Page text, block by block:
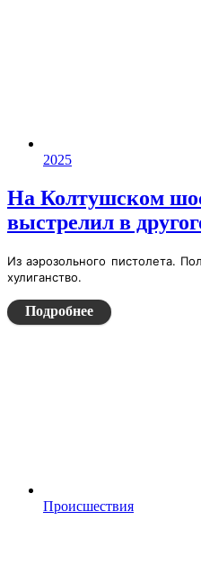
2025
На Колтушском
выстрелил в
Из аэрозольного пистолета.
хулиганство.
Подробнее
Происшествия